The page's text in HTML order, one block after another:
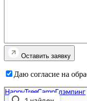
Оставить заявку
Даю согласие на
HappyTreeCamp
База, дом отдыха в Тверской